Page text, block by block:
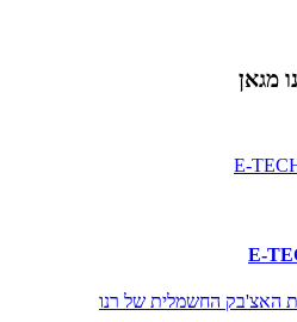
מגאן
האצ'בק החשמלית של רנו